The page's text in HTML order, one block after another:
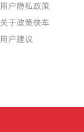
用户隐私政策
关于政策快车
用户建议